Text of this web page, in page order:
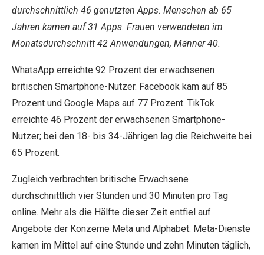
durchschnittlich 46 genutzten Apps. Menschen ab 65
Jahren kamen auf 31 Apps. Frauen verwendeten im
Monatsdurchschnitt 42 Anwendungen, Männer 40.
WhatsApp erreichte 92 Prozent der erwachsenen
britischen Smartphone-Nutzer. Facebook kam auf 85
Prozent und Google Maps auf 77 Prozent. TikTok
erreichte 46 Prozent der erwachsenen Smartphone-
Nutzer; bei den 18- bis 34-Jährigen lag die Reichweite bei
65 Prozent.
Zugleich verbrachten britische Erwachsene
durchschnittlich vier Stunden und 30 Minuten pro Tag
online. Mehr als die Hälfte dieser Zeit entfiel auf
Angebote der Konzerne Meta und Alphabet. Meta-Dienste
kamen im Mittel auf eine Stunde und zehn Minuten täglich,